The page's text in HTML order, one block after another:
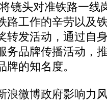
镜头对准铁路一线
路工作的辛劳以及
转发活动，通过自
务品牌传播活动，
的知名度。
微博政府影响力